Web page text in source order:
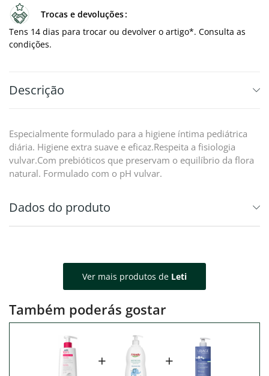
Trocas e devoluções
Tens 14 dias para trocar ou devolver o artigo*. Consulta as
condições.
Descrição
Especialmente formulado para a higiene íntima pediátrica
diária. Higiene extra suave e eficaz.Respeita a fisiologia
vulvar.Com prebióticos que preservam o equilíbrio da flora
natural. Formulado com o pH vulvar.
Dados do produto
Ver mais produtos de Leti
Também poderás gostar
+ +